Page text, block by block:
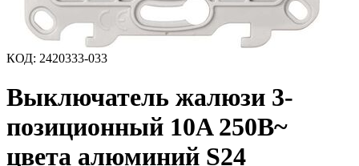
КОД: 2420333-033
Выключатель жалюзи 3-
позиционный 10A 250В~
цвета алюминий S24